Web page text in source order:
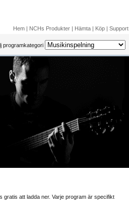
Hem | NCHs Produkter | Hämta | Köp | Support
programkategori
gratis att ladda ner. Varje program är specifikt